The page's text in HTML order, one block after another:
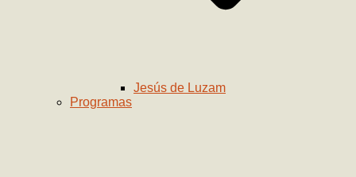
Jesús de Luzam
Programas